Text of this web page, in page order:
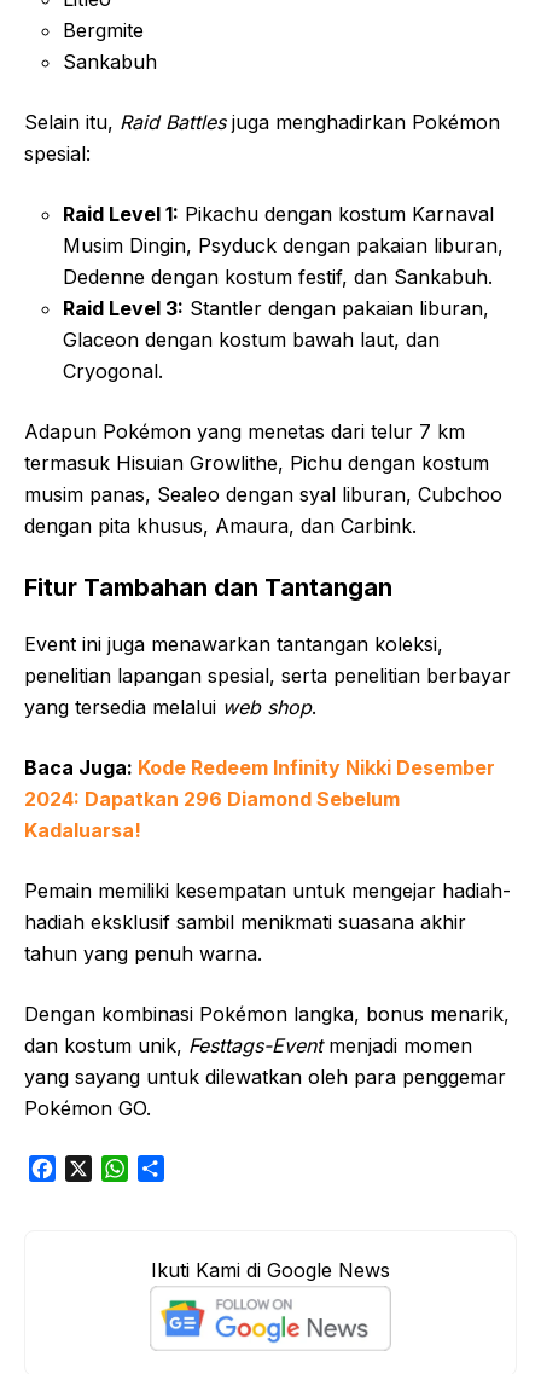
Bergmite
Sankabuh
Selain itu, Raid Battlesjuga menghadirkan Pokémon
spesial:
Raid Level 1: Pikachu dengan kostum Karnaval
Musim Dingin, Psyduck dengan pakaian liburan,
Dedenne dengan kostum festif, dan Sankabuh.
Raid Level 3: Stantler dengan pakaian liburan,
Glaceon dengan kostum bawah laut, dan
Cryogonal.
Adapun Pokémon yang menetas dari telur 7 km
termasuk Hisuian Growlithe, Pichu dengan kostum
musim panas, Sealeo dengan syal liburan, Cubchoo
dengan pita khusus, Amaura, dan Carbink.
Fitur Tambahan dan Tantangan
Event ini juga menawarkan tantangan koleksi,
penelitian lapangan spesial, serta penelitian berbayar
yang tersedia melalui web shop.
Baca Juga: Kode Redeem Infinity Nikki Desember
2024: Dapatkan 296 Diamond Sebelum
Kadaluarsa!
Pemain memiliki kesempatan untuk mengejar hadiah-
hadiah eksklusif sambil menikmati suasana akhir
tahun yang penuh warna.
Dengan kombinasi Pokémon langka, bonus menarik,
dan kostum unik, Festtags-Eventmenjadi momen
yang sayang untuk dilewatkan oleh para penggemar
Pokémon GO.
W
e
Ikuti Kami di Google News